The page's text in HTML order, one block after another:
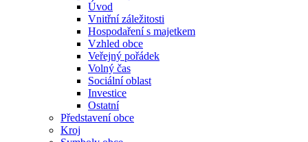
Úvod
Vnitřní záležitosti
Hospodaření s majetkem
Vzhled obce
Veřejný pořádek
Volný čas
Sociální oblast
Investice
Ostatní
Představení obce
Kroj